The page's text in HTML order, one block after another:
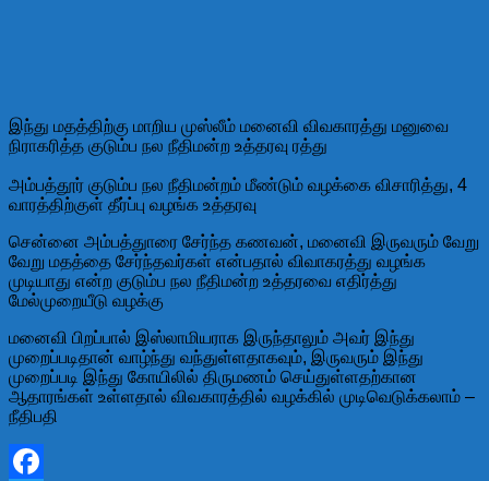
இந்து மதத்திற்கு மாறிய முஸ்லீம் மனைவி விவகாரத்து மனுவை
நிராகரித்த குடும்ப நல நீதிமன்ற உத்தரவு ரத்து
அம்பத்தூர் குடும்ப நல நீதிமன்றம் மீண்டும் வழக்கை விசாரித்து, 4
வாரத்திற்குள் தீர்ப்பு வழங்க உத்தரவு
சென்னை அம்பத்துாரை சேர்ந்த கணவன், மனைவி இருவரும் வேறு
வேறு மதத்தை சேர்ந்தவர்கள் என்பதால் விவாகரத்து வழங்க
முடியாது என்ற குடும்ப நல நீதிமன்ற உத்தரவை எதிர்த்து
மேல்முறையீடு வழக்கு
மனைவி பிறப்பால் இஸ்லாமியராக இருந்தாலும் அவர் இந்து
முறைப்படிதான் வாழ்ந்து வந்துள்ளதாகவும், இருவரும் இந்து
முறைப்படி இந்து கோயிலில் திருமணம் செய்துள்ளதற்கான
ஆதாரங்கள் உள்ளதால் விவகாரத்தில் வழக்கில் முடிவெடுக்கலாம் –
நீதிபதி